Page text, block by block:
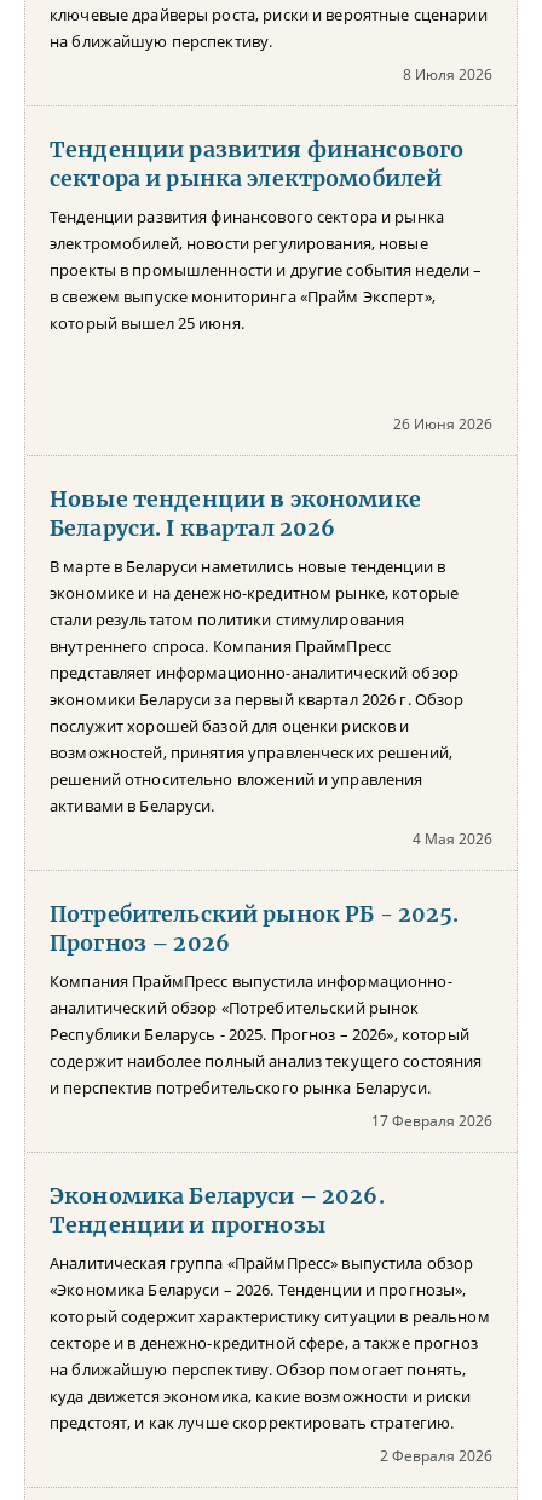
ключевые драйверы роста, риски и вероятные сценарии
на ближайшую перспективу.
8 Июля 2026
Тенденции развития финансового
сектора и рынка электромобилей
Тенденции развития финансового сектора и рынка
электромобилей, новости регулирования, новые
проекты в промышленности и другие события недели –
в свежем выпуске мониторинга «Прайм Эксперт»,
который вышел 25 июня.
26 Июня 2026
Новые тенденции в экономике
Беларуси. I квартал 2026
В марте в Беларуси наметились новые тенденции в
экономике и на денежно-кредитном рынке, которые
стали результатом политики стимулирования
внутреннего спроса. Компания ПраймПресс
представляет информационно-аналитический обзор
экономики Беларуси за первый квартал 2026 г. Обзор
послужит хорошей базой для оценки рисков и
возможностей, принятия управленческих решений,
решений относительно вложений и управления
активами в Беларуси.
4 Мая 2026
Потребительский рынок РБ - 2025.
Прогноз – 2026
Компания ПраймПресс выпустила информационно-
аналитический обзор «Потребительский рынок
Республики Беларусь - 2025. Прогноз – 2026», который
содержит наиболее полный анализ текущего состояния
и перспектив потребительского рынка Беларуси.
17 Февраля 2026
Экономика Беларуси – 2026.
Тенденции и прогнозы
Аналитическая группа «ПраймПресс» выпустила обзор
«Экономика Беларуси – 2026. Тенденции и прогнозы»,
который содержит характеристику ситуации в реальном
секторе и в денежно-кредитной сфере, а также прогноз
на ближайшую перспективу. Обзор помогает понять,
куда движется экономика, какие возможности и риски
предстоят, и как лучше скорректировать стратегию.
2 Февраля 2026